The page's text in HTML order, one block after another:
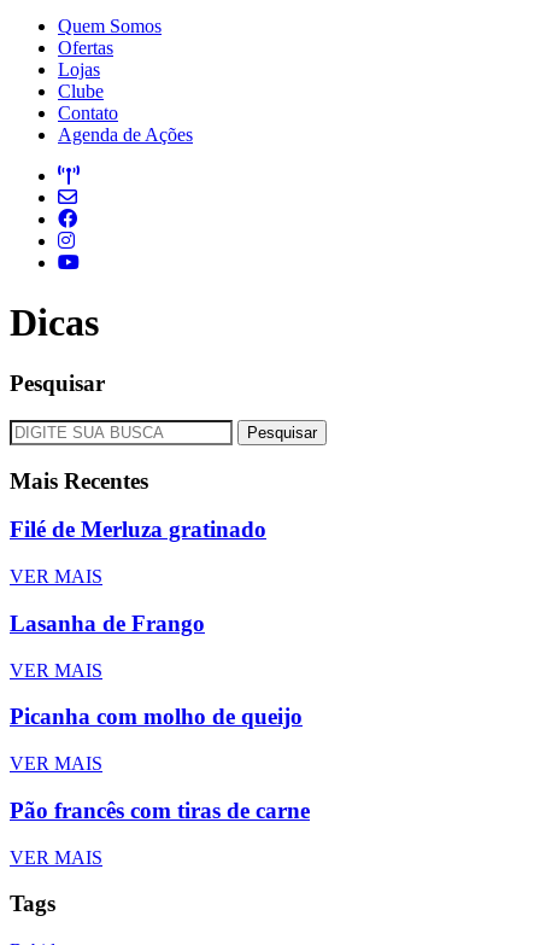
Quem Somos
Ofertas
Lojas
Clube
Contato
Agenda de Ações
Dicas
Pesquisar
Pesquisar
Mais Recentes
Filé de Merluza gratinado
VER MAIS
Lasanha de Frango
VER MAIS
Picanha com molho de queijo
VER MAIS
Pão francês com tiras de carne
VER MAIS
Tags